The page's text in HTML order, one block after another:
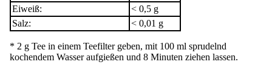
Eiweiß:
< 0,5 g
Salz:
< 0,01 g
* 2 g Tee in einem Teefilter geben, mit 100 ml sprudelnd
kochendem Wasser aufgießen und 8 Minuten ziehen lassen.